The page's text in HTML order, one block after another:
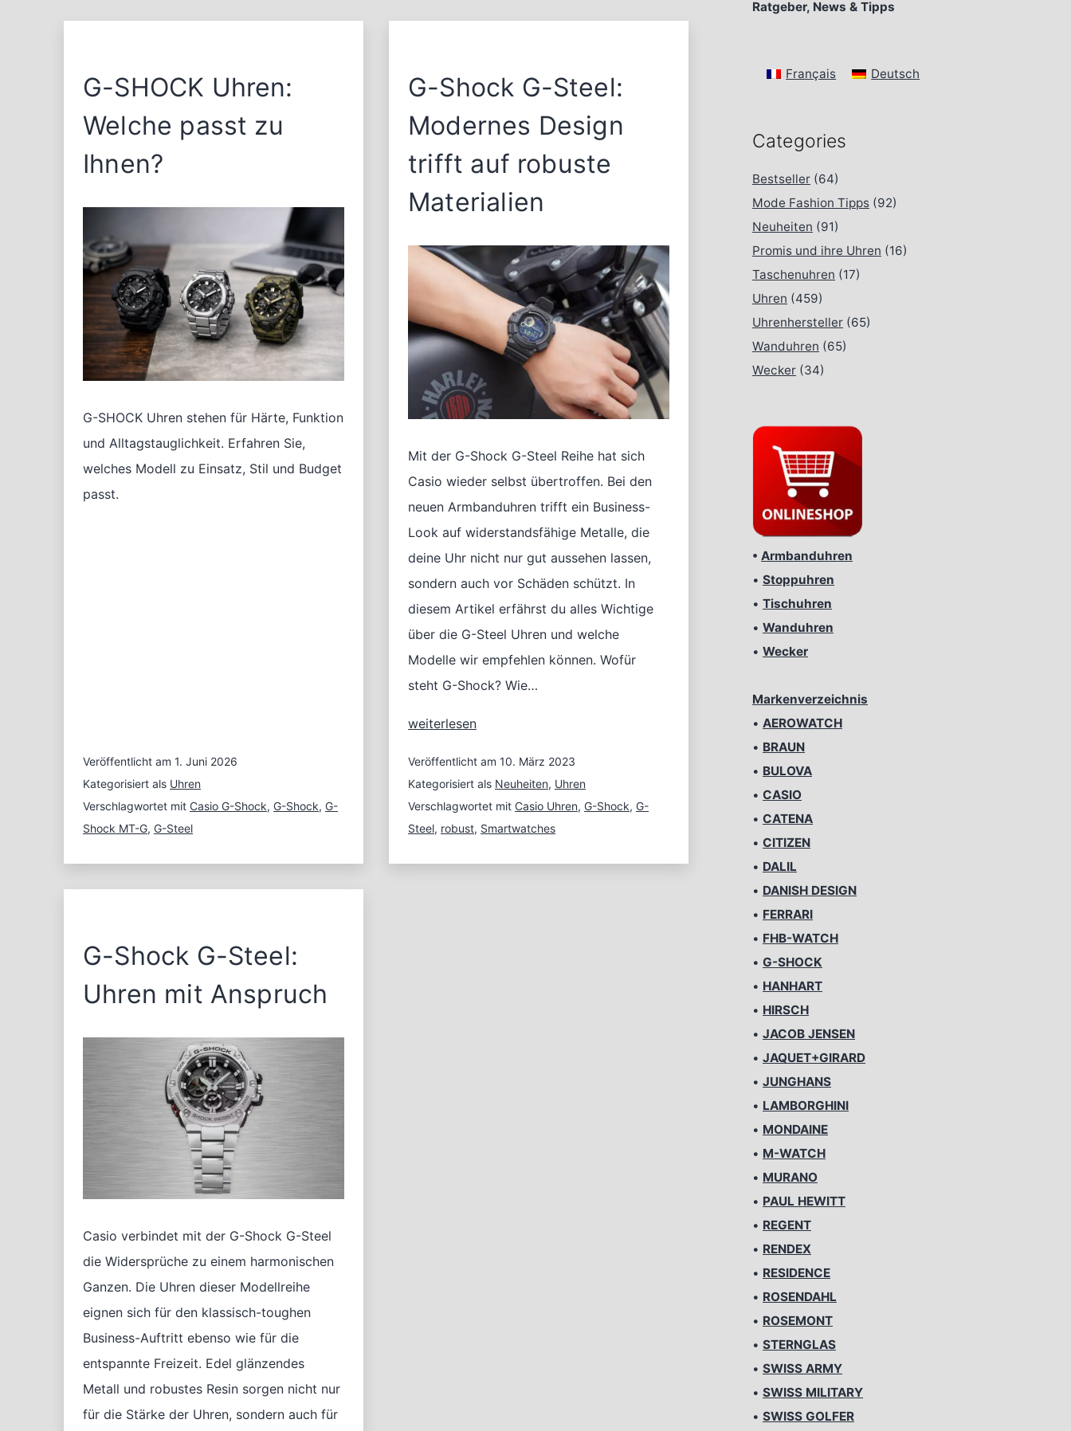
G-SHOCK Uhren:
Welche passt zu
Ihnen?
G-SHOCK Uhren stehen für Härte, Funktion
und Alltagstauglichkeit. Erfahren Sie,
welches Modell zu Einsatz, Stil und Budget
passt.
Veröffentlicht am 1. Juni 2026
Kategorisiert als Uhren
Verschlagwortet mit Casio G-Shock, G-Shock, G-
Shock MT-G, G-Steel
G-Shock G-Steel:
Modernes Design
trifft auf robuste
Materialien
Mit der G-Shock G-Steel Reihe hat sich
Casio wieder selbst übertroffen. Bei den
neuen Armbanduhren trifft ein Business-
Look auf widerstandsfähige Metalle, die
deine Uhr nicht nur gut aussehen lassen,
sondern auch vor Schäden schützt. In
diesem Artikel erfährst du alles Wichtige
über die G-Steel Uhren und welche
Modelle wir empfehlen können. Wofür
steht G-Shock? Wie…
G-
G-
Steel:
Modernes
Design
auf
weiterlesen
Veröffentlicht am 10. März 2023
Kategorisiert als Neuheiten, Uhren
Verschlagwortet mit Casio Uhren, G-Shock, G-
Steel, robust, Smartwatches
G-Shock G-Steel:
Uhren mit Anspruch
Casio verbindet mit der G-Shock G-Steel
die Widersprüche zu einem harmonischen
Ganzen. Die Uhren dieser Modellreihe
eignen sich für den klassisch-toughen
Business-Auftritt ebenso wie für die
entspannte Freizeit. Edel glänzendes
Metall und robustes Resin sorgen nicht nur
für die Stärke der Uhren, sondern auch für
Ratgeber, News & Tipps
Français Deutsch
Categories
Bestseller (64)
Mode Fashion Tipps (92)
Neuheiten (91)
Promis und ihre Uhren (16)
Taschenuhren (17)
Uhren (459)
Uhrenhersteller (65)
Wanduhren (65)
Wecker (34)
• Armbanduhren
• Stoppuhren
• Tischuhren
• Wanduhren
• Wecker
Markenverzeichnis
• AEROWATCH
• BRAUN
• BULOVA
• CASIO
• CATENA
• CITIZEN
• DALIL
• DANISH DESIGN
• FERRARI
• FHB-WATCH
• G-SHOCK
• HANHART
• HIRSCH
• JACOB JENSEN
• JAQUET+GIRARD
• JUNGHANS
• LAMBORGHINI
• MONDAINE
• M-WATCH
• MURANO
• PAUL HEWITT
• REGENT
• RENDEX
• RESIDENCE
• ROSENDAHL
• ROSEMONT
• STERNGLAS
• SWISS ARMY
• SWISS MILITARY
• SWISS GOLFER